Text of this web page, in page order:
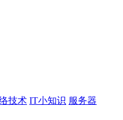
技术 IT小知识 服务器